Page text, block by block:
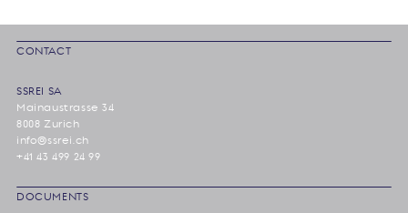
CONTACT
SSREI SA
Mainaustrasse 34
8008 Zurich
info@ssrei.ch
+41 43 499 24 99
DOCUMENTS